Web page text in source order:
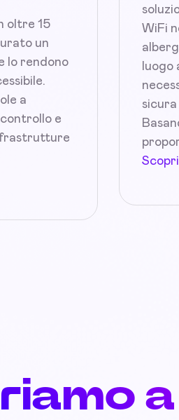
oltre 15
un
lo rendono
a
e
WiFi
luogo
a